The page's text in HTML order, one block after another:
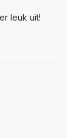
leuk uit!